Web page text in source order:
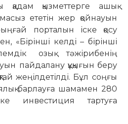
қызметтерге ашық
ететін жер қойнауын
порталын іске қосу
«Бірінші келді – бірінші
озық тәжірибенің
пайдалану құқығын беру
жеңілдетілді. Бұл соңғы
барлауға шамамен 280
инвестиция тартуға